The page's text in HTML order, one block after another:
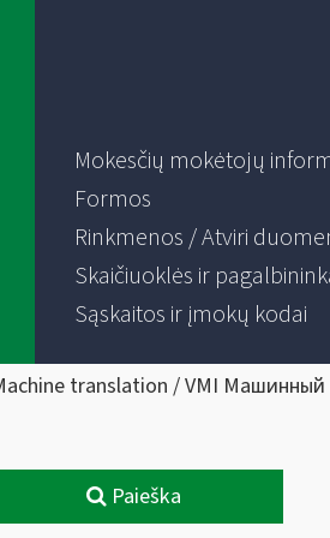
Mokesčių mokėtojų
Formos
Rinkmenos / Atviri
Skaičiuoklės ir
Sąskaitos ir įmokų kodai
translation / VMI
Paieška